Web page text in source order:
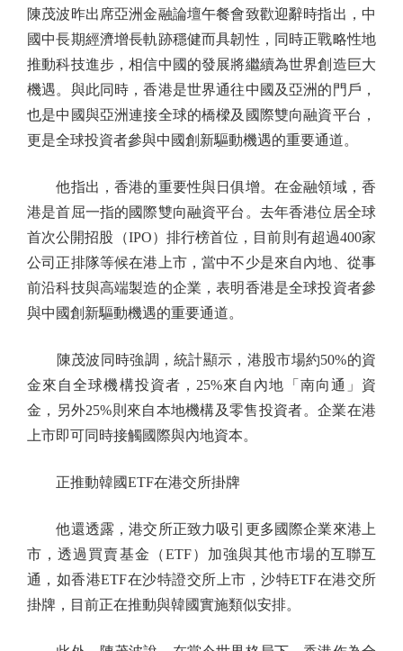
陳茂波昨出席亞洲金融論壇午餐會致歡迎辭時指出，中
國中長期經濟增長軌跡穩健而具韌性，同時正戰略性地
推動科技進步，相信中國的發展將繼續為世界創造巨大
機遇。與此同時，香港是世界通往中國及亞洲的門戶，
也是中國與亞洲連接全球的橋樑及國際雙向融資平台，
更是全球投資者參與中國創新驅動機遇的重要通道。
他指出，香港的重要性與日俱增。在金融領域，香
港是首屈一指的國際雙向融資平台。去年香港位居全球
首次公開招股（IPO）排行榜首位，目前則有超過400家
公司正排隊等候在港上市，當中不少是來自內地、從事
前沿科技與高端製造的企業，表明香港是全球投資者參
與中國創新驅動機遇的重要通道。
陳茂波同時強調，統計顯示，港股市場約50%的資
金來自全球機構投資者，25%來自內地「南向通」資
金，另外25%則來自本地機構及零售投資者。企業在港
上市即可同時接觸國際與內地資本。
正推動韓國ETF在港交所掛牌
他還透露，港交所正致力吸引更多國際企業來港上
市，透過買賣基金（ETF）加強與其他市場的互聯互
通，如香港ETF在沙特證交所上市，沙特ETF在港交所
掛牌，目前正在推動與韓國實施類似安排。